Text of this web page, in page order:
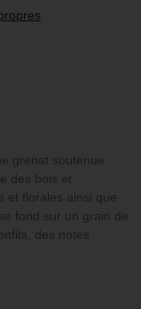
grenat soutenue.
des bois et
et florales ainsi que
fond sur un grain de
des notes